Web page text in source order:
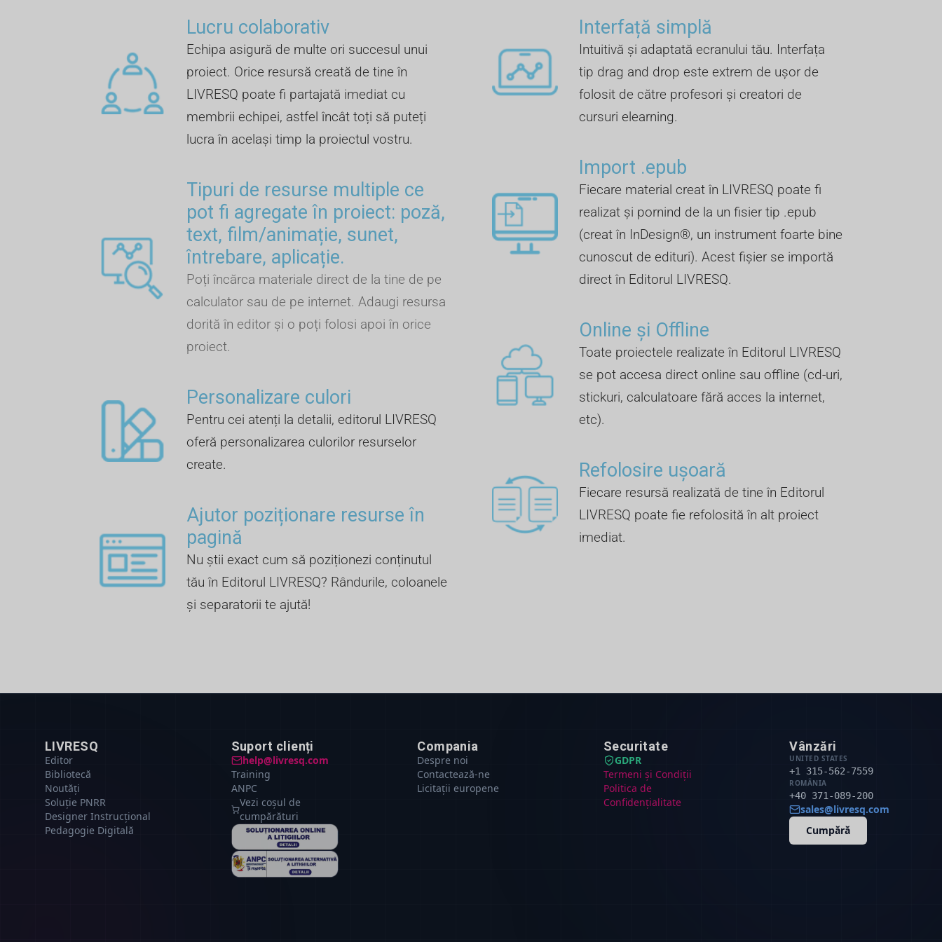
Lucru colaborativ
Echipa asigură de multe ori succesul unui
proiect. Orice resursă creată de tine în
LIVRESQ poate fi partajată imediat cu
membrii echipei, astfel încât toți să puteți
lucra în același timp la proiectul vostru.
Tipuri de resurse multiple ce
pot fi agregate în proiect: poză,
text, film/animație, sunet,
întrebare, aplicație.
Poți încărca materiale direct de la tine de pe
calculator sau de pe internet. Adaugi resursa
dorită în editor și o poți folosi apoi în orice
proiect.
Personalizare culori ​
Pentru cei atenți la detalii, editorul LIVRESQ
oferă personalizarea culorilor resurselor
create.
Ajutor poziționare resurse în
pagină
Nu știi exact cum să poziționezi conținutul
tău în Editorul LIVRESQ? Rândurile, coloanele
și separatorii te ajută!
Interfață simplă
Intuitivă și adaptată ecranului tău. Interfața
tip drag and drop este extrem de ușor de
folosit de către profesori și creatori de
cursuri elearning.
Import .epub ​
Fiecare material creat în LIVRESQ poate fi
realizat și pornind de la un fisier tip .epub
(creat în InDesign®, un instrument foarte bine
cunoscut de edituri). Acest fișier se importă
direct în Editorul LIVRESQ.
Online și Offline ​
Toate proiectele realizate în Editorul LIVRESQ
se pot accesa direct online sau offline (cd-uri,
stickuri, calculatoare fără acces la internet,
etc).
Refolosire ușoară
Fiecare resursă realizată de tine în Editorul
LIVRESQ poate fie refolosită în alt proiect
imediat.
LIVRESQ
Editor
Bibliotecă
Noutăți
Soluție PNRR
Designer Instrucțional
Pedagogie Digitală
Suport clienți
help@livresq.com
Training
ANPC
Vezi coșul de
cumpărături
Compania
Despre noi
Contactează-ne
Licitații europene
Securitate
GDPR
Termeni și Condiții
Politica de
Confidențialitate
Vânzări
UNITED STATES
+1 315-562-7559
ROMÂNIA
+40 371-089-200
sales@livresq.com
Cumpără